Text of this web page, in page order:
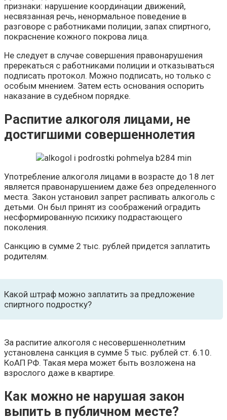
признаки: нарушение координации движений,
несвязанная речь, ненормальное поведение в
разговоре с работниками полиции, запах спиртного,
покраснение кожного покрова лица.
Не следует в случае совершения правонарушения
пререкаться с работниками полиции и отказываться
подписать протокол. Можно подписать, но только с
особым мнением. Затем есть основания оспорить
наказание в судебном порядке.
Распитие алкоголя лицами, не
достигшими совершеннолетия
Употребление алкоголя лицами в возрасте до 18 лет
является правонарушением даже без определенного
места. Закон установил запрет распивать алкоголь с
детьми. Он был принят из соображений оградить
несформированную психику подрастающего
поколения.
Санкцию в сумме 2 тыс. рублей придется заплатить
родителям.
Какой штраф можно заплатить за предложение
спиртного подростку?
За распитие алкоголя с несовершеннолетним
установлена санкция в сумме 5 тыс. рублей ст. 6.10.
КоАП РФ. Такая мера может быть возложена на
взрослого даже в квартире.
Как можно не нарушая закон
выпить в публичном месте?